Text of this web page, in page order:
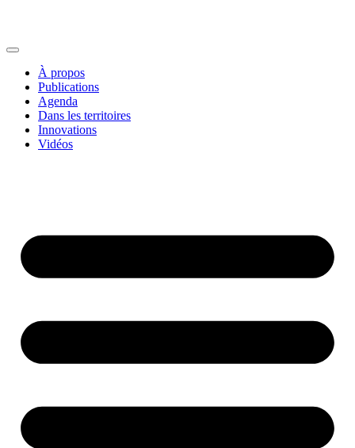
À propos
Publications
Agenda
Dans les territoires
Innovations
Vidéos